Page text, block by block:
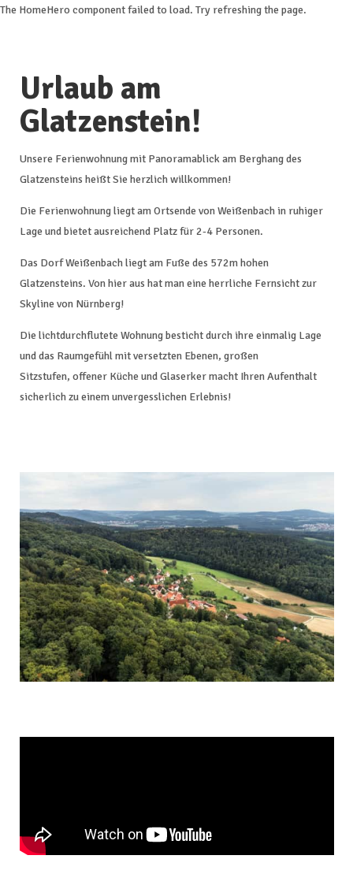
Startseite
Übersicht
Fotos
Preise
Bewertungen
Kontakt
The HomeHero component failed to load. Try refreshing the page.
Urlaub am
Glatzenstein!
Unsere Ferienwohnung mit Panoramablick am Berghang des
Glatzensteins heißt Sie herzlich willkommen!
Die Ferienwohnung liegt am Ortsende von Weißenbach in ruhiger
Lage und bietet ausreichend Platz für 2-4 Personen.
Das Dorf Weißenbach liegt am Fuße des 572m hohen
Glatzensteins. Von hier aus hat man eine herrliche Fernsicht zur
Skyline von Nürnberg!
Die lichtdurchflutete Wohnung besticht durch ihre einmalig Lage
und das Raumgefühl mit versetzten Ebenen, großen
Sitzstufen, offener Küche und Glaserker macht Ihren Aufenthalt
sicherlich zu einem unvergesslichen Erlebnis!